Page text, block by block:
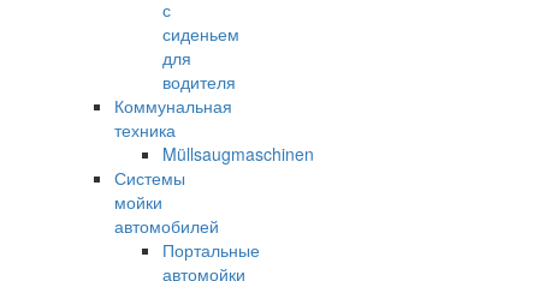
с
сиденьем
для
водителя
Коммунальная
техника
Müllsaugmaschinen
Системы
мойки
автомобилей
Портальные
автомойки